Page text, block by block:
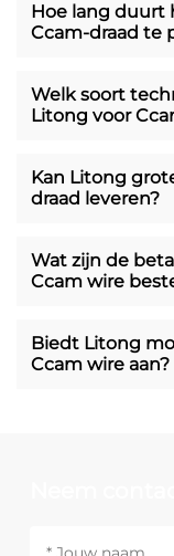
Hoe lang duurt
Ccam-draad te
Welk soort
Litong voor
Kan Litong
draad leveren?
Wat zijn de
Ccam wire
Biedt Litong
Ccam wire aan?